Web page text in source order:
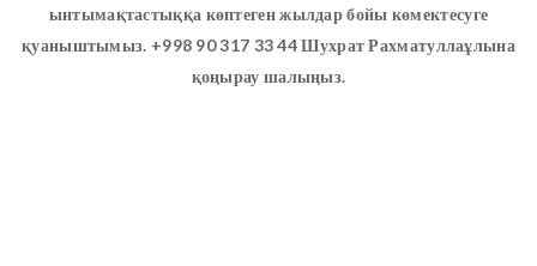
ынтымақтастыққа көптеген жылдар бойы көмектесуге
қуаныштымыз. +998 90 317 33 44 Шухрат Рахматуллаұлына
қоңырау шалыңыз.